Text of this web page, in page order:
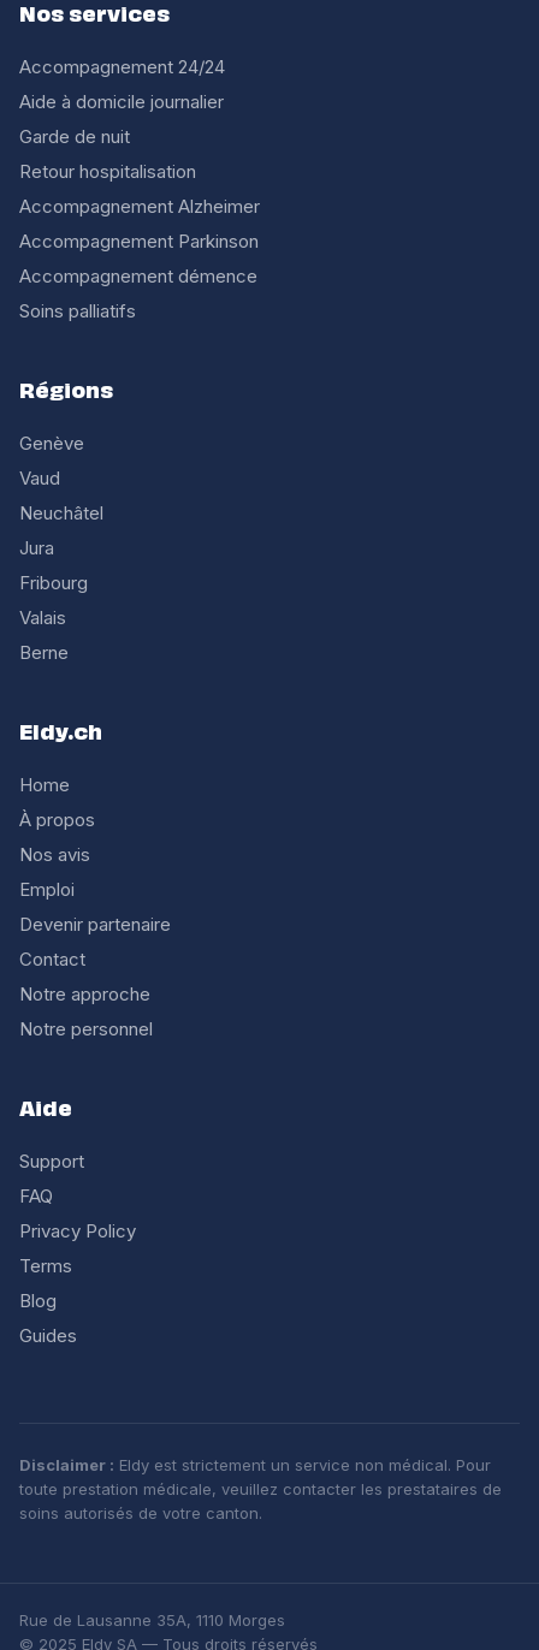
Nos services
Accompagnement 24/24
Aide à domicile journalier
Garde de nuit
Retour hospitalisation
Accompagnement Alzheimer
Accompagnement Parkinson
Accompagnement démence
Soins palliatifs
Régions
Genève
Vaud
Neuchâtel
Jura
Fribourg
Valais
Berne
Eldy.ch
Home
À propos
Nos avis
Emploi
Devenir partenaire
Contact
Notre approche
Notre personnel
Aide
Support
FAQ
Privacy Policy
Terms
Blog
Guides
Disclaimer : Eldy est strictement un service non médical. Pour
toute prestation médicale, veuillez contacter les prestataires de
soins autorisés de votre canton.
Rue de Lausanne 35A, 1110 Morges
© 2025 Eldy SA — Tous droits réservés